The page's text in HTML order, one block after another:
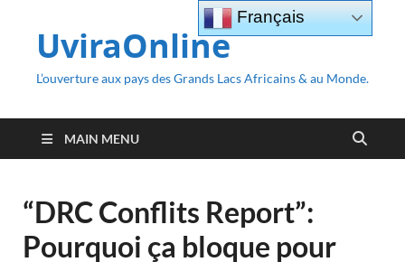
UviraOnline
L’ouverture aux pays des Grands Lacs Africains & au Monde.
MAIN MENU
“DRC Conflits Report”:
Pourquoi ça bloque pour
Français